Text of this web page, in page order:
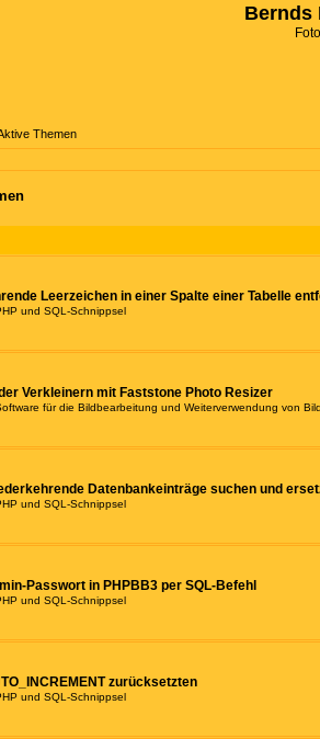
Bernds
Themen
Leerzeichen in einer Spalte einer Tabelle
und SQL-Schnippsel
Verkleinern mit Faststone Photo Resizer
für die Bildbearbeitung und Weiterverwendung von
Datenbankeinträge suchen und
und SQL-Schnippsel
Passwort in PHPBB3 per SQL-Befehl
und SQL-Schnippsel
zurücksetzten
und SQL-Schnippsel